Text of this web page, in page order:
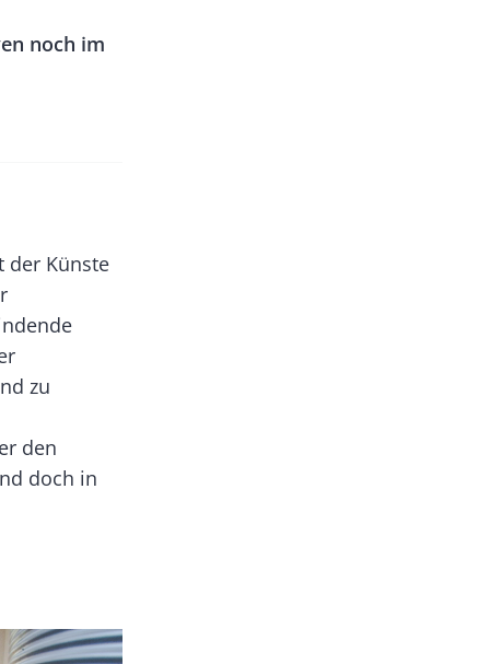
noch im
der Künste
zu
den
doch in